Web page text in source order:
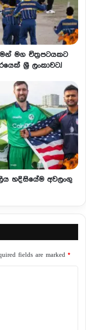
මග චිත්‍රපටයකට
ශ්‍රී ලංකාවට.!
හදිසියේම අවලංගු
fields are marked *